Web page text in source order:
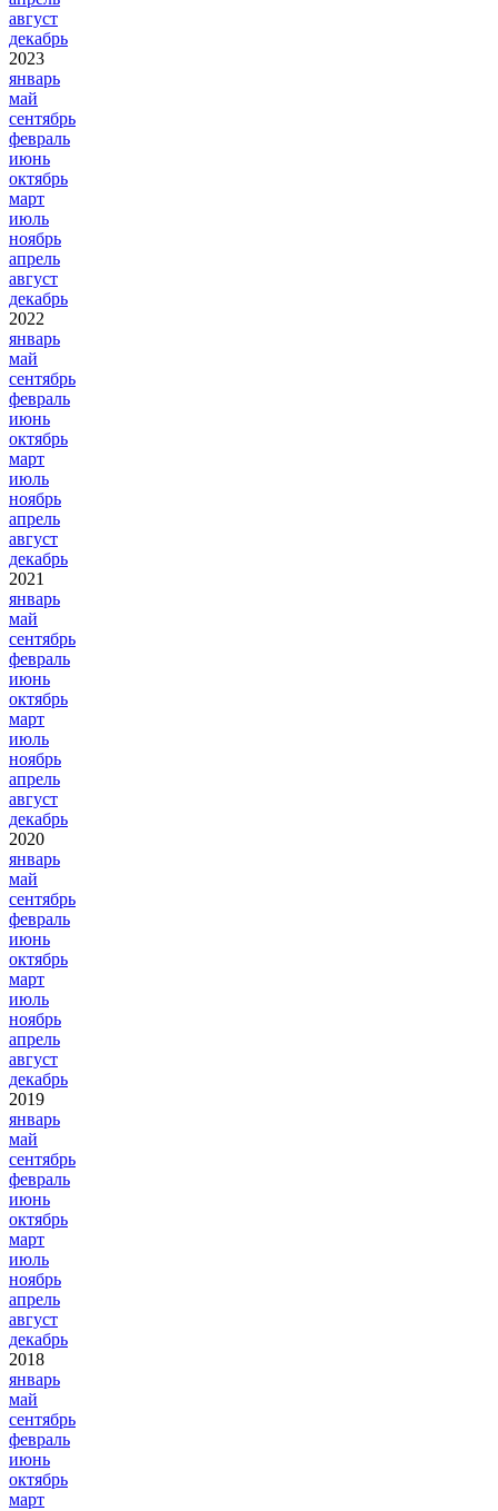
август
декабрь
2023
январь
май
сентябрь
февраль
июнь
октябрь
март
июль
ноябрь
апрель
август
декабрь
2022
январь
май
сентябрь
февраль
июнь
октябрь
март
июль
ноябрь
апрель
август
декабрь
2021
январь
май
сентябрь
февраль
июнь
октябрь
март
июль
ноябрь
апрель
август
декабрь
2020
январь
май
сентябрь
февраль
июнь
октябрь
март
июль
ноябрь
апрель
август
декабрь
2019
январь
май
сентябрь
февраль
июнь
октябрь
март
июль
ноябрь
апрель
август
декабрь
2018
январь
май
сентябрь
февраль
июнь
октябрь
март